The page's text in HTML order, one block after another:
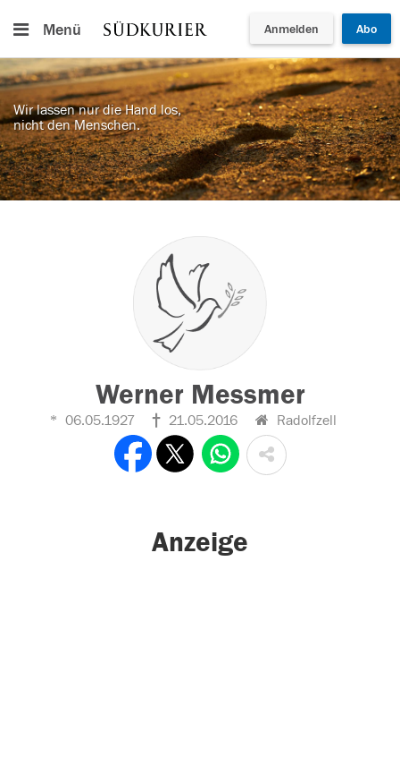
Menü Anmelden Abo
Wir lassen nur die Hand los,
nicht den Menschen.
Werner Messmer
06.05.1927 21.05.2016 Radolfzell
Anzeige